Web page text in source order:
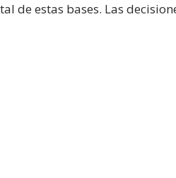
de estas bases. Las